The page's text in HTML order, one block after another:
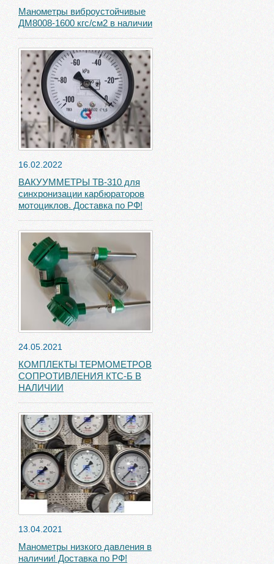
Манометры виброустойчивые
ДМ8008-1600 кгс/см2 в наличии
16.02.2022
ВАКУУММЕТРЫ ТВ-310 для
синхронизации карбюраторов
мотоциклов. Доставка по РФ!
24.05.2021
КОМПЛЕКТЫ ТЕРМОМЕТРОВ
СОПРОТИВЛЕНИЯ КТС-Б В
НАЛИЧИИ
13.04.2021
Манометры низкого давления в
наличии! Доставка по РФ!